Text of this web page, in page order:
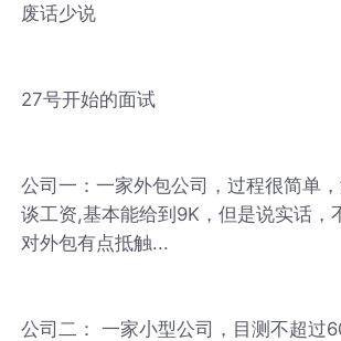
废话少说
27号开始的面试
公司一：一家外包公司，过程很简单
谈工资,基本能给到9K，但是说实话，
对外包有点抵触...
公司二： 一家小型公司，目测不超过